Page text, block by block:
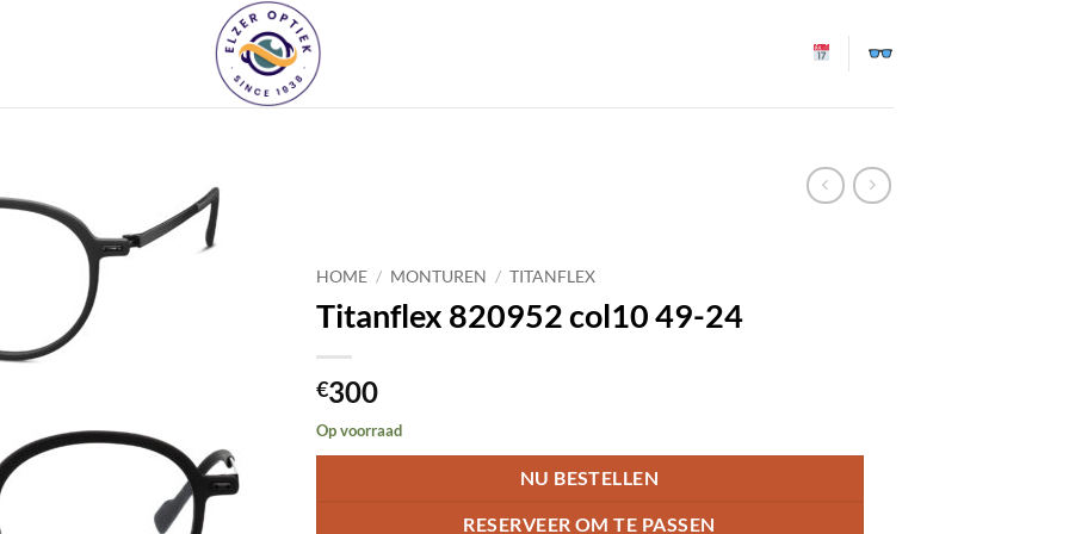
Toevoegen
aan
HOME / MONTUREN / TITANFLEX
Titanflex 820952 col10 49-24
€300
Op voorraad
NU BESTELLEN
RESERVEER OM TE PASSEN